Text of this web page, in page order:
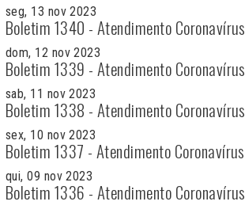
seg, 13 nov 2023
Boletim 1340 - Atendimento Coronavírus
dom, 12 nov 2023
Boletim 1339 - Atendimento Coronavírus
sab, 11 nov 2023
Boletim 1338 - Atendimento Coronavírus
sex, 10 nov 2023
Boletim 1337 - Atendimento Coronavírus
qui, 09 nov 2023
Boletim 1336 - Atendimento Coronavírus